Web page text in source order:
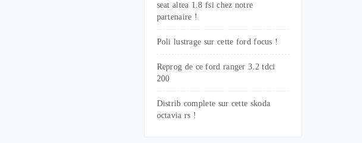
seat altea 1.8 fsi chez notre
partenaire !
Poli lustrage sur cette ford focus !
Reprog de ce ford ranger 3.2 tdci
200
Distrib complete sur cette skoda
octavia rs !